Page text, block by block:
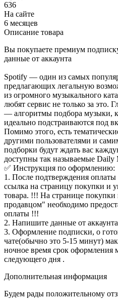
636
На сайте
6 месяцев
Описание товара
Вы покупаете премиум
данные от аккаунта
Spotify — один из самых
предлагающих легальную
из огромного музыкального
любят сервис не только за это.
— алгоритмы подбора музыки,
идеально подстраиваются под
Помимо этого, есть
другими пользователями и
подборки будут ждать вас
доступны так называемые Daily
✅ Инструкция по оформлению:
1. После подтверждения оплаты
ссылка на страницу покупки и
товара. !!! На странице покупки
продавцом" необходимо
оплаты !!!
2. Напишите данные от
3. Оформление подписки, о
чате(обычно это 5-15 минут)
ночное время срок оформления
следующего дня .
Дополнительная информация
Будем рады положительному